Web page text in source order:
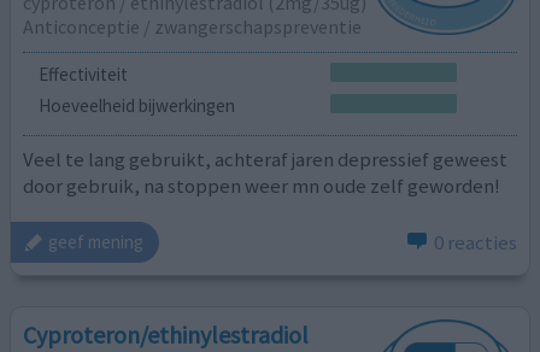
Anticonceptie / zwangerschapspreventie
Effectiviteit
Hoeveelheid bijwerkingen
Veel te lang gebruikt, achteraf jaren depressief geweest
door gebruik, na stoppen weer mn oude zelf geworden!
geef mening 0 reacties
Cyproteron/ethinylestradiol